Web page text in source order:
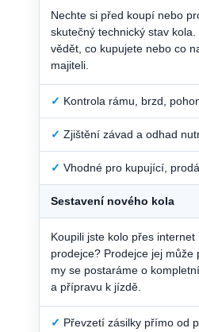
Nechte si před koupí nebo
skutečný technický stav
vědět, co kupujete nebo co
majiteli.
✓ Kontrola rámu, brzd,
✓ Zjištění závad a odhad
✓ Vhodné pro kupující,
Sestavení nového kola
Koupili jste kolo přes
prodejce? Prodejce jej může
my se postaráme o
a přípravu k jízdě.
✓ Převzetí zásilky přímo od